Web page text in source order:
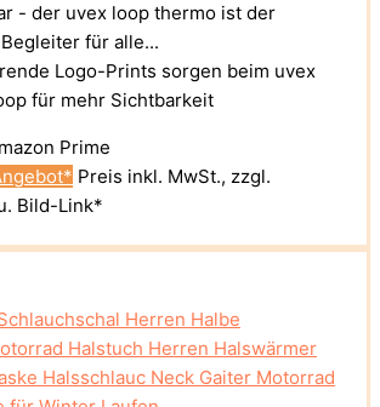
- der uvex loop thermo ist der
für alle...
Logo-Prints sorgen beim uvex
für mehr Sichtbarkeit
Preis inkl. MwSt., zzgl.
Bild-Link*